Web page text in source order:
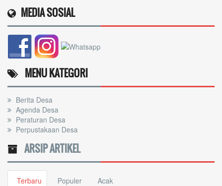
MEDIA SOSIAL
MENU KATEGORI
Berita Desa
Agenda Desa
Peraturan Desa
Perpustakaan Desa
ARSIP ARTIKEL
Terbaru Populer Acak